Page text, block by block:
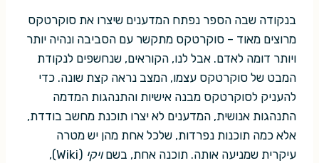
בנקודה שבה הספר נפתח המדענים שיצרו את סוקרטקס
מרוצים מאוד – סוקרטקס מתקשר עם הסביבה ונהיה יותר
ויותר דומה לאדם. אבל לנו, הקוראים, שנחשפים לנקודת
המבט של סוקרטקס עצמו, המצב נראה קצת שונה. כדי
להעניק לסוקרטקס מבנה אישיות והתנהגות המדמה
התנהגות אנושית, המדענים לא יצרו תוכנת מחשב בודדת,
אלא כמה תוכנות נפרדות, שלכל אחת מהן יש מטרה
עיקרית שמניעה אותה. תוכנה אחת, בשםויקי
(Wiki),